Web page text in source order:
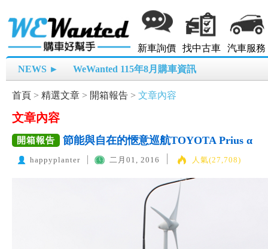
新車詢價 找中古車 汽車服務
NEWS ► WeWanted 115年8月購車資訊
首頁 > 精選文章 > 開箱報告 > 文章內容
文章內容
開箱報告 節能與自在的愜意巡航TOYOTA Prius α
happyplanter 二月01, 2016 人氣(27,708)